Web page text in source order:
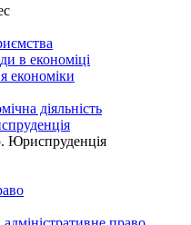
в економіці
економіки
діяльність
Юриспруденція